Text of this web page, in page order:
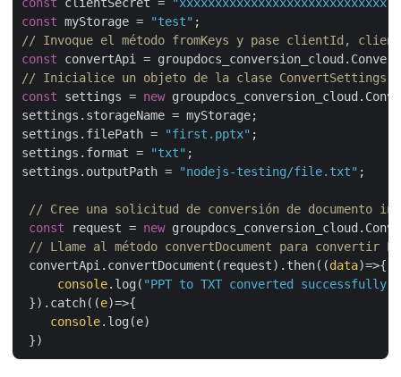
const clientSecret =
"xxxxxxxxxxxxxxxxxxxxxxxxxxxxx"
const myStorage = "test"
// Invoque el método fromKeys y pase clientId,
const
// Inicialice un objeto de la clase ConvertSettings y
const settings = new
settings.storageName = myStorage;
settings.filePath =
"first.pptx" ;
settings.format =
"txt" ;
settings.outputPath =
"nodejs-testing/file.txt" ;
// Cree una solicitud de conversión de documento
const request = new
// Llame al método convertDocument para convertir
convertApi.convertDocument(request).then( (data)=>{
console.log( "PPT to TXT converted successfully"
}).catch( (e)=>{
console.log(e)